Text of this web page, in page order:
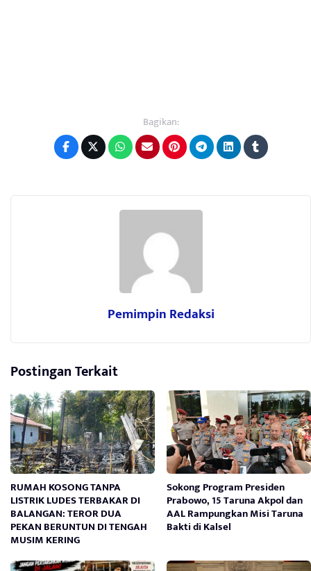
Bagikan:
Pemimpin Redaksi
Postingan Terkait
RUMAH KOSONG TANPA
LISTRIK LUDES TERBAKAR DI
BALANGAN: TEROR DUA
PEKAN BERUNTUN DI TENGAH
MUSIM KERING
Sokong Program Presiden
Prabowo, 15 Taruna Akpol dan
AAL Rampungkan Misi Taruna
Bakti di Kalsel